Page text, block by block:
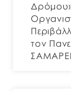
τον